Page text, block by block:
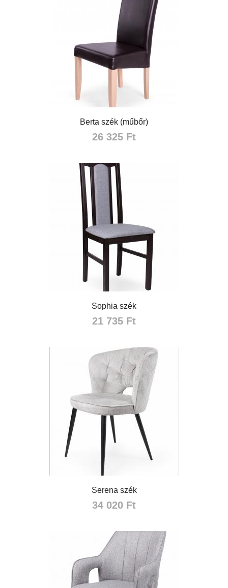
Berta szék (műbőr)
26 325 Ft
Sophia szék
21 735 Ft
Serena szék
34 020 Ft